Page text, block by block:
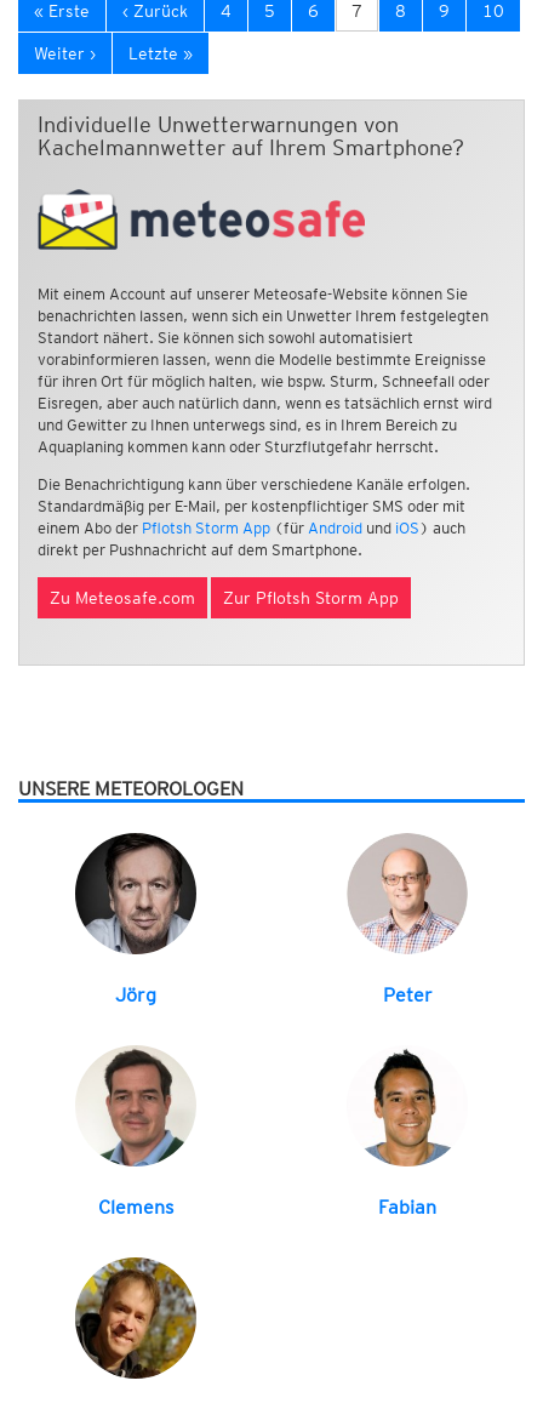
« Erste ‹ Zurück 4 5 6 7 8 9 10
Weiter › Letzte »
Individuelle Unwetterwarnungen von
Kachelmannwetter auf Ihrem Smartphone?
Mit einem Account auf unserer Meteosafe-Website können Sie
benachrichten lassen, wenn sich ein Unwetter Ihrem festgelegten
Standort nähert. Sie können sich sowohl automatisiert
vorabinformieren lassen, wenn die Modelle bestimmte Ereignisse
für ihren Ort für möglich halten, wie bspw. Sturm, Schneefall oder
Eisregen, aber auch natürlich dann, wenn es tatsächlich ernst wird
und Gewitter zu Ihnen unterwegs sind, es in Ihrem Bereich zu
Aquaplaning kommen kann oder Sturzflutgefahr herrscht.
Die Benachrichtigung kann über verschiedene Kanäle erfolgen.
Standardmäßig per E-Mail, per kostenpflichtiger SMS oder mit
einem Abo der Pflotsh Storm App (für Android und iOS ) auch
direkt per Pushnachricht auf dem Smartphone.
Zu Meteosafe.com Zur Pflotsh Storm App
UNSERE METEOROLOGEN
Jörg Peter
Clemens Fabian